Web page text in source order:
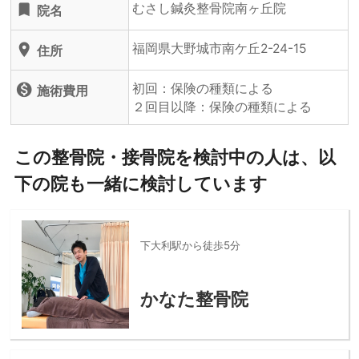
turned_in 院名 むさし鍼灸整骨院南ヶ丘院
location_on 住所 福岡県大野城市南ケ丘2-24-15
monetization_on 施術費用
初回：保険の種類による
２回目以降：保険の種類による
この整骨院・接骨院を検討中の人は、以
下の院も一緒に検討しています
下大利駅から徒歩5分
かなた整骨院